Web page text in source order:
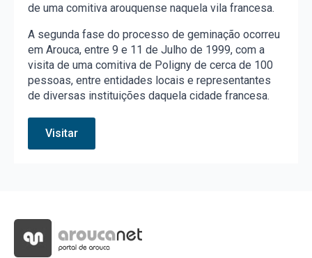
de uma comitiva arouquense naquela vila francesa.
A segunda fase do processo de geminação ocorreu
em Arouca, entre 9 e 11 de Julho de 1999, com a
visita de uma comitiva de Poligny de cerca de 100
pessoas, entre entidades locais e representantes
de diversas instituições daquela cidade francesa.
Visitar